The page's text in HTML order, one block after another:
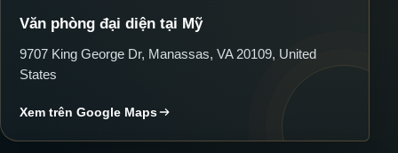
Văn phòng đại diện tại Mỹ
9707 King George Dr, Manassas, VA 20109, United
States
Xem trên Google Maps